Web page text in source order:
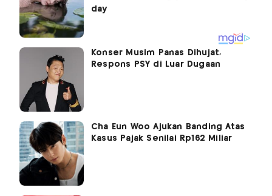
Konser Musim Panas Dihujat,
Respons PSY di Luar Dugaan
Cha Eun Woo Ajukan Banding Atas
Kasus Pajak Senilai Rp162 Miliar